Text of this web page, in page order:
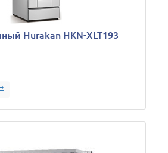
Hurakan HKN-XLT193